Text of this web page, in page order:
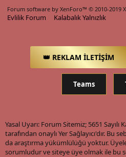
Forum software by XenForo™ © 2010-2019
Evlilik Forum Kalabalık Yalnızlık
👑 REKLAM İLETİŞİM
Teams
Yasal Uyarı: Forum Sitemiz; 5651 Sayılı
tarafından onaylı Yer Sağlayıcı'dır. Bu
da araştırma yükümlülüğü yoktur.
sorumludur ve siteye üye olmak ile bu